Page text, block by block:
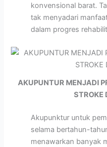
konvensional barat.
tak menyadari
dalam progres
AKUPUNTUR MENJADI
STROKE
Akupunktur untuk
selama bertahun-
menawarkan banyak